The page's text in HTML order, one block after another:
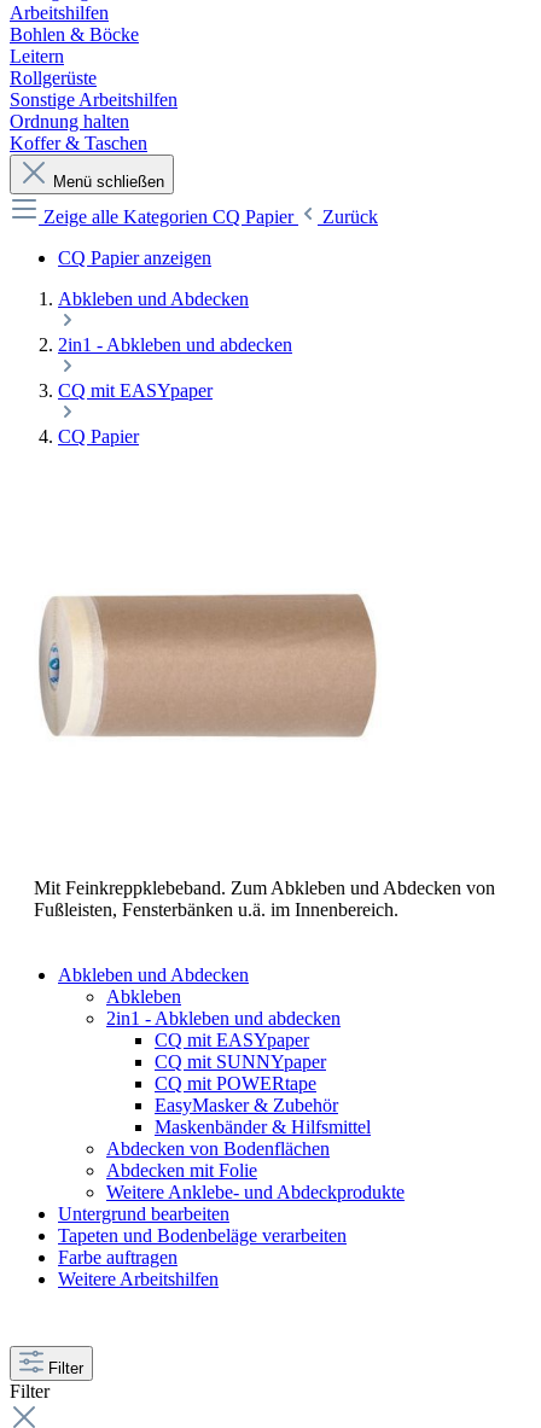
Arbeitshilfen
Bohlen & Böcke
Leitern
Rollgerüste
Sonstige Arbeitshilfen
Ordnung halten
Koffer & Taschen
Menü schließen
Zeige alle Kategorien CQ Papier
Zurück
CQ Papier anzeigen
Abkleben und Abdecken
2in1 - Abkleben und abdecken
CQ mit EASYpaper
CQ Papier
Mit Feinkreppklebeband. Zum Abkleben und Abdecken von
Fußleisten, Fensterbänken u.ä. im Innenbereich.
Abkleben und Abdecken
Abkleben
2in1 - Abkleben und abdecken
CQ mit EASYpaper
CQ mit SUNNYpaper
CQ mit POWERtape
EasyMasker & Zubehör
Maskenbänder & Hilfsmittel
Abdecken von Bodenflächen
Abdecken mit Folie
Weitere Anklebe- und Abdeckprodukte
Untergrund bearbeiten
Tapeten und Bodenbeläge verarbeiten
Farbe auftragen
Weitere Arbeitshilfen
Filter
Filter